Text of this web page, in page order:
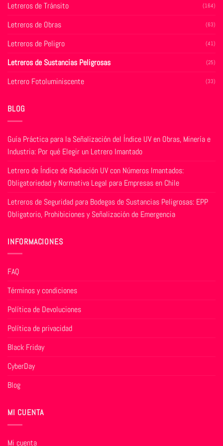
la
de
Letreros de Tránsito (164)
Letreros de Obras (63)
Letreros de Peligro (41)
Letreros de Sustancias Peligrosas (25)
Letrero Fotoluminiscente (33)
BLOG
Guía Práctica para la Señalización del Índice UV en Obras, Minería e
Industria: Por qué Elegir un Letrero Imantado
Letrero de Índice de Radiación UV con Números Imantados:
Obligatoriedad y Normativa Legal para Empresas en Chile
Letreros de Seguridad para Bodegas de Sustancias Peligrosas: EPP
Obligatorio, Prohibiciones y Señalización de Emergencia
INFORMACIONES
FAQ
Términos y condiciones
Política de Devoluciones
Política de privacidad
Black Friday
CyberDay
Blog
MI CUENTA
Mi cuenta